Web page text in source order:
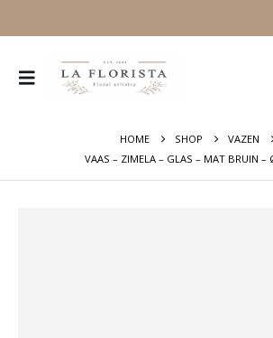
HOME SHOP
VAZEN
VAAS – ZIMELA – GLAS – MAT BRUIN –